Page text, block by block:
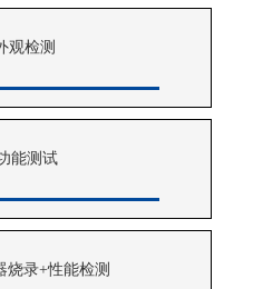
观检测
能测试
烧录+性能检测